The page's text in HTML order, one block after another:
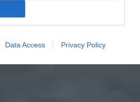
Data Access Privacy Policy